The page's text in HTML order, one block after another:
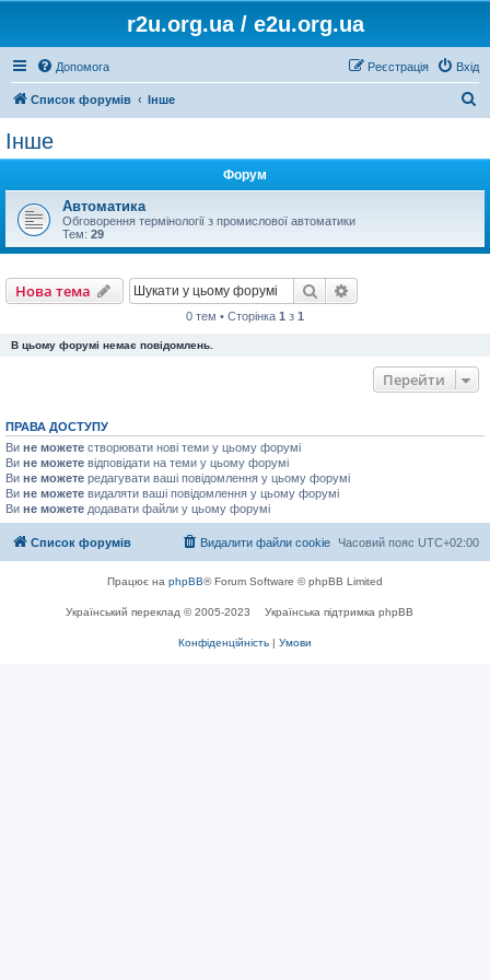
r2u.org.ua / e2u.org.ua
Допомога Вхід
Реєстрація
Список форумів Інше
Інше
Форум
Автоматика
Обговорення термінології з промислової автоматики
Тем: 29
Нова тема Пошук
0 тем • Сторінка 1 з 1
В цьому форумі немає повідомлень.
Перейти
ПРАВА ДОСТУПУ
Ви не можете створювати нові теми у цьому форумі
Ви не можете відповідати на теми у цьому форумі
Ви не можете редагувати ваші повідомлення у цьому форумі
Ви не можете видаляти ваші повідомлення у цьому форумі
Ви не можете додавати файли у цьому форумі
Список форумів Часовий пояс UTC+02:00
Видалити файли cookie
Працює на phpBB® Forum Software © phpBB Limited
Український переклад © 2005-2023 Українська підтримка phpBB
Конфіденційність | Умови